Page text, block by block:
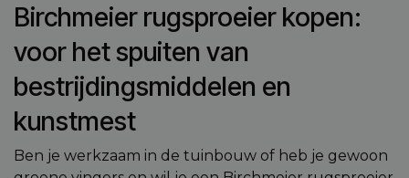
Birchmeier rugsproeier kopen:
voor het spuiten van
bestrijdingsmiddelen en
kunstmest
Ben je werkzaam in de tuinbouw of heb je gewoon